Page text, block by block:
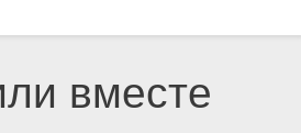
вместе